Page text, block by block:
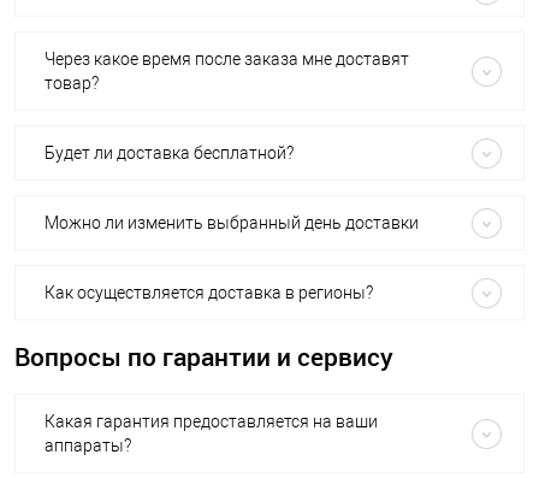
Через какое время после заказа мне доставят
товар?
Будет ли доставка бесплатной?
Можно ли изменить выбранный день доставки
Как осуществляется доставка в регионы?
Вопросы по гарантии и сервису
Какая гарантия предоставляется на ваши
аппараты?